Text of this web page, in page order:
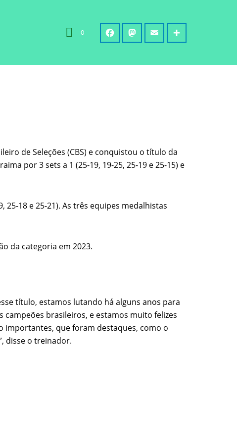
0
de Seleções (CBS) e conquistou o título da
por 3 sets a 1 (25-19, 19-25, 25-19 e 25-15) e
18 e 25-21). As três equipes medalhistas
da categoria em 2023.
título, estamos lutando há alguns anos para
brasileiros, e estamos muito felizes
importantes, que foram destaques, como o
disse o treinador.